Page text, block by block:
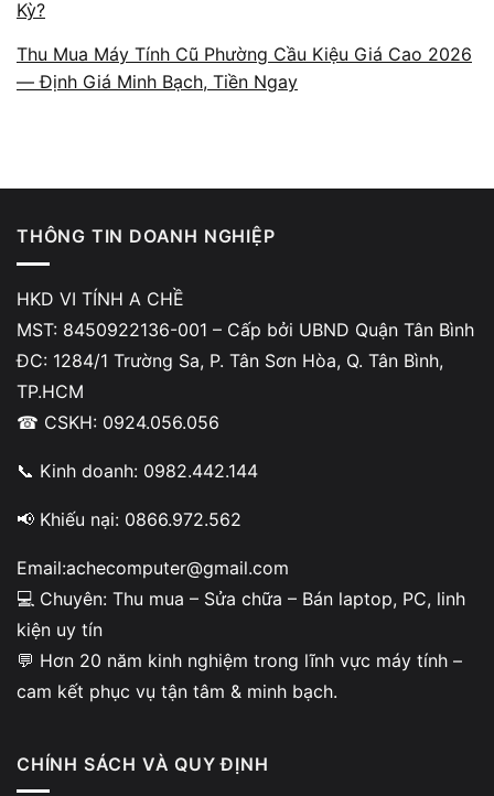
gồm CPU, RAM, SSD, VGA, cycle pin, tình
trạng ngoại hình và lịch sử sửa chữa (nếu có).
Toàn bộ quá trình kiểm tra diễn ra minh bạch
tại cửa hàng, khách được đối chiếu từng hạng
mục trước khi đưa ra mức giá. Không có
giảm mạnh giá trị máy.
không ép giá
cứng: SSD, bàn phím, cổng kết nối, pin, độ
Kỳ?
Thu Mua Máy Tính Cũ Phường Cầu Kiệu Giá Cao 2026
— Định Giá Minh Bạch, Tiền Ngay
THÔNG TIN DOANH NGHIỆP
HKD VI TÍNH A CHỀ
MST: 8450922136-001 – Cấp bởi UBND Quận Tân Bình
ĐC: 1284/1 Trường Sa, P. Tân Sơn Hòa, Q. Tân Bình,
TP.HCM
☎ CSKH: 0924.056.056
📞 Kinh doanh: 0982.442.144
📢 Khiếu nại: 0866.972.562
Email:achecomputer@gmail.com
💻 Chuyên: Thu mua – Sửa chữa – Bán laptop, PC, linh
kiện uy tín
💬 Hơn 20 năm kinh nghiệm trong lĩnh vực máy tính –
cam kết phục vụ tận tâm & minh bạch.
CHÍNH SÁCH VÀ QUY ĐỊNH